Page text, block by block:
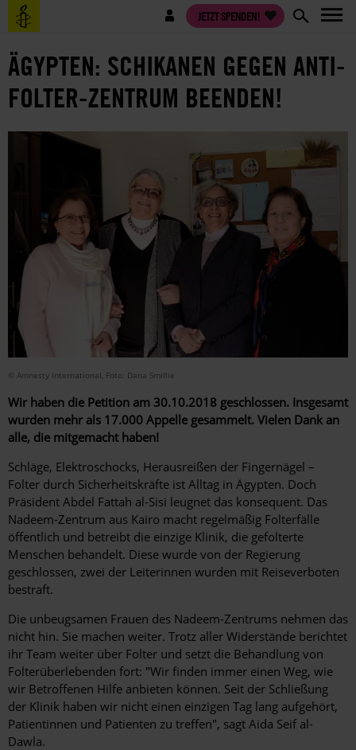
Direkt
zum
Benutzermenü JETZT SPENDEN!
ÄGYPTEN: SCHIKANEN GEGEN ANTI-
FOLTER-ZENTRUM BEENDEN!
© Amnesty International, Foto: Dana Smillie
Wir haben die Petition am 30.10.2018 geschlossen. Insgesamt
wurden mehr als 17.000 Appelle gesammelt. Vielen Dank an
alle, die mitgemacht haben!
Schläge, Elektroschocks, Herausreißen der Fingernägel –
Folter durch Sicherheitskräfte ist Alltag in Ägypten. Doch
Präsident Abdel Fattah al-Sisi leugnet das konsequent. Das
Nadeem-Zentrum aus Kairo macht regelmäßig Folterfälle
öffentlich und betreibt die einzige Klinik, die gefolterte
Menschen behandelt. Diese wurde von der Regierung
geschlossen, zwei der Leiterinnen wurden mit Reiseverboten
bestraft.
Die unbeugsamen Frauen des Nadeem-Zentrums nehmen das
nicht hin. Sie machen weiter. Trotz aller Widerstände berichtet
ihr Team weiter über Folter und setzt die Behandlung von
Folterüberlebenden fort: "Wir finden immer einen Weg, wie
wir Betroffenen Hilfe anbieten können. Seit der Schließung
der Klinik haben wir nicht einen einzigen Tag lang aufgehört,
Patientinnen und Patienten zu treffen", sagt Aida Seif al-
Dawla.